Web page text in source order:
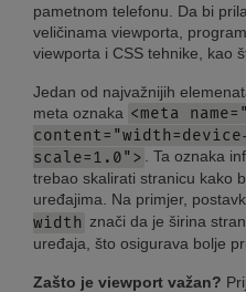
pametnom telefonu. Da bi
veličinama viewporta,
viewporta i CSS tehnike, kao
Jedan od najvažnijih
meta oznaka <meta
scale=1.0">
. Ta oznaka
trebao skalirati stranicu kako
uređajima. Na primjer,
width znači da je širina
uređaja, što osigurava bolje
Zašto je viewport važan?